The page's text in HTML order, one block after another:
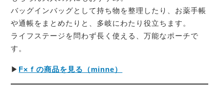
バッグインバッグとして持ち物を整理したり、お薬手帳
や通帳をまとめたりと、多岐にわたり役立ちます。
ライフステージを問わず長く使える、万能なポーチで
す。
▶ F×ｆの商品を見る（minne）